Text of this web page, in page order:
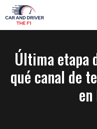
Saltar
al
contenido
Última etapa
qué canal de